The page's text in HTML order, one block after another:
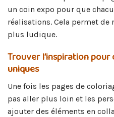
un coin expo pour que
réalisations. Cela permet de
plus ludique.
Trouver l’inspiration
uniques
Une fois les pages de
pas aller plus loin et les
ajouter des éléments en